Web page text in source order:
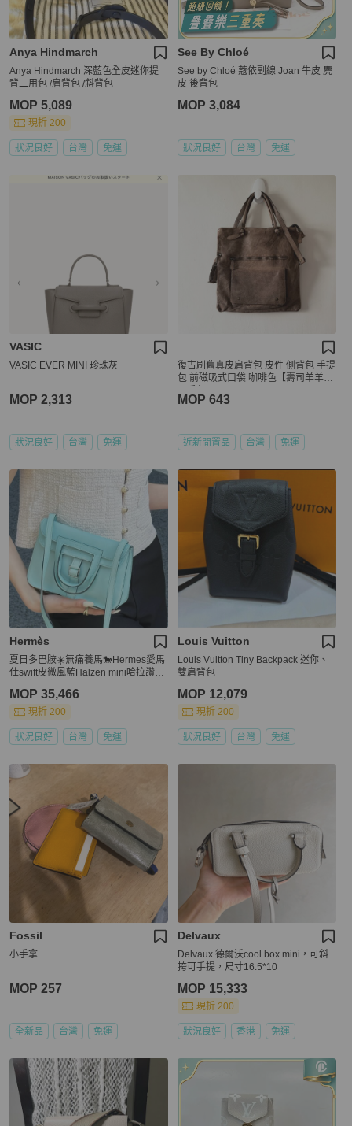
Anya Hindmarch
Anya Hindmarch 深藍色全皮迷你提
背二用包 /肩背包 /斜背包
MOP 5,089
現折 200
狀況良好 台灣 免運
See By Chloé
See by Chloé 蔻依副線 Joan 牛皮 麂
皮 後背包
MOP 3,084
狀況良好 台灣 免運
VASIC
VASIC EVER MINI 珍珠灰
MOP 2,313
狀況良好 台灣 免運
復古刷舊真皮肩背包 皮件 側背包 手提
包 前磁吸式口袋 咖啡色【壽司羊羊】
MOP 643
近新閒置品 台灣 免運
Hermès
夏日多巴胺☀️無痛養馬🐎Hermes愛馬
仕swift皮微風藍Halzen mini哈拉讚迷
MOP 35,466
現折 200
狀況良好 台灣 免運
Louis Vuitton
Louis Vuitton Tiny Backpack 迷你、
雙肩背包
MOP 12,079
現折 200
狀況良好 台灣 免運
Fossil
小手拿
MOP 257
全新品 台灣 免運
Delvaux
Delvaux 德爾沃cool box mini，可斜
挎可手提，尺寸16.5*10
MOP 15,333
現折 200
狀況良好 香港 免運